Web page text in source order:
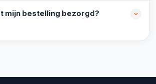
mijn bestelling bezorgd?